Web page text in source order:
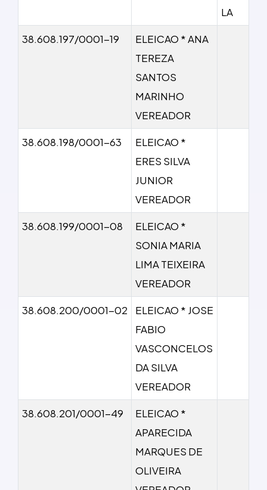
LA
38.608.197/0001-19
ELEICAO * ANA
TEREZA
SANTOS
MARINHO
VEREADOR
38.608.198/0001-63
ELEICAO *
ERES SILVA
JUNIOR
VEREADOR
38.608.199/0001-08
ELEICAO *
SONIA MARIA
LIMA TEIXEIRA
VEREADOR
38.608.200/0001-02
ELEICAO * JOSE
FABIO
VASCONCELOS
DA SILVA
VEREADOR
38.608.201/0001-49
ELEICAO *
APARECIDA
MARQUES DE
OLIVEIRA